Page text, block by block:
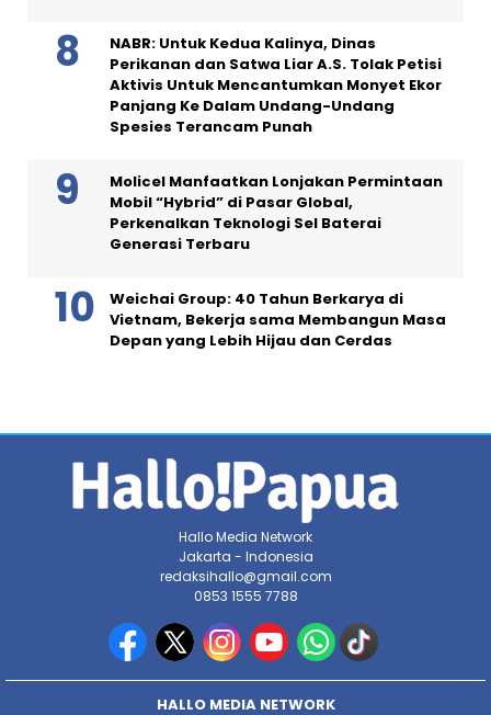
NABR: Untuk Kedua Kalinya, Dinas
Perikanan dan Satwa Liar A.S. Tolak Petisi
Aktivis Untuk Mencantumkan Monyet Ekor
Panjang Ke Dalam Undang-Undang
Spesies Terancam Punah
Molicel Manfaatkan Lonjakan Permintaan
Mobil “Hybrid” di Pasar Global,
Perkenalkan Teknologi Sel Baterai
Generasi Terbaru
Weichai Group: 40 Tahun Berkarya di
Vietnam, Bekerja sama Membangun Masa
Depan yang Lebih Hijau dan Cerdas
Hallo Media Network
Jakarta - Indonesia
redaksihallo@gmail.com
0853 1555 7788
HALLO MEDIA NETWORK